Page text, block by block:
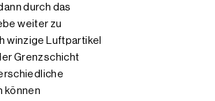
durch das
weiter zu
winzige Luftpartikel
Grenzschicht
können